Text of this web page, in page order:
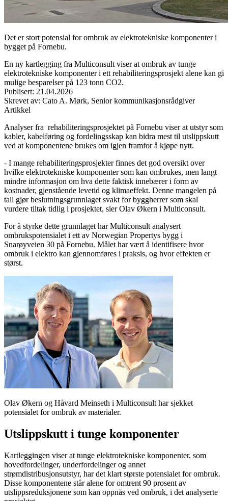
Det er stort potensial for ombruk av elektrotekniske komponenter i
bygget på Fornebu.
En ny kartlegging fra Multiconsult viser at ombruk av tunge
elektrotekniske komponenter i ett rehabiliteringsprosjekt alene kan gi
mulige besparelser på 123 tonn CO2.
Publisert: 21.04.2026
Skrevet av: Cato A. Mørk, Senior kommunikasjonsrådgiver
Artikkel
Analyser fra rehabiliteringsprosjektet på Fornebu viser at utstyr som
kabler, kabelføring og fordelingsskap kan bidra mest til utslippskutt
ved at komponentene brukes om igjen framfor å kjøpe nytt.
- I mange rehabiliteringsprosjekter finnes det god oversikt over
hvilke elektrotekniske komponenter som kan ombrukes, men langt
mindre informasjon om hva dette faktisk innebærer i form av
kostnader, gjenstående levetid og klimaeffekt. Denne mangelen på
tall gjør beslutningsgrunnlaget svakt for byggherrer som skal
vurdere tiltak tidlig i prosjektet, sier Olav Økern i Multiconsult.
For å styrke dette grunnlaget har Multiconsult analysert
ombrukspotensialet i ett av Norwegian Propertys bygg i
Snarøyveien 30 på Fornebu. Målet har vært å identifisere hvor
ombruk i elektro kan gjennomføres i praksis, og hvor effekten er
størst.
Olav Økern og Håvard Meinseth i Multiconsult har sjekket
potensialet for ombruk av materialer.
Utslippskutt i tunge komponenter
Kartleggingen viser at tunge elektrotekniske komponenter, som
hovedfordelinger, underfordelinger og annet
strømdistribusjonsutstyr, har det klart største potensialet for ombruk.
Disse komponentene står alene for omtrent 90 prosent av
utslippsreduksjonene som kan oppnås ved ombruk, i det analyserte